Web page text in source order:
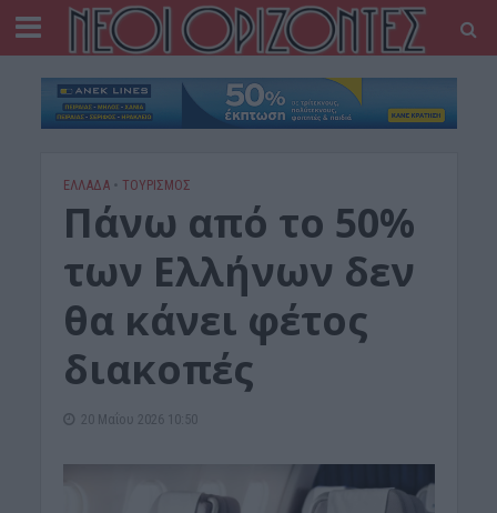
ΕΛΛΑΔΑ • ΤΟΥΡΙΣΜΟΣ
Πάνω από το 50%
των Ελλήνων δεν
θα κάνει φέτος
διακοπές
20 Μαΐου 2026 10:50